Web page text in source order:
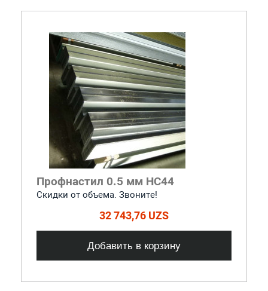
Профнастил 0.5 мм НС44
Скидки от объема. Звоните!
32 743,76 UZS
Добавить в корзину